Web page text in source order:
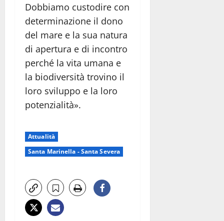
Dobbiamo custodire con
determinazione il dono
del mare e la sua natura
di apertura e di incontro
perché la vita umana e
la biodiversità trovino il
loro sviluppo e la loro
potenzialità».
Attualità
Santa Marinella - Santa Severa